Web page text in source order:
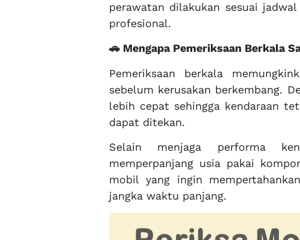
perawatan dilakukan sesuai
profesional.
🚗 Mengapa Pemeriksaan Berkala
Pemeriksaan berkala
sebelum kerusakan berkembang.
lebih cepat sehingga kendaraan
dapat ditekan.
Selain menjaga performa
memperpanjang usia pakai
mobil yang ingin
jangka waktu panjang.